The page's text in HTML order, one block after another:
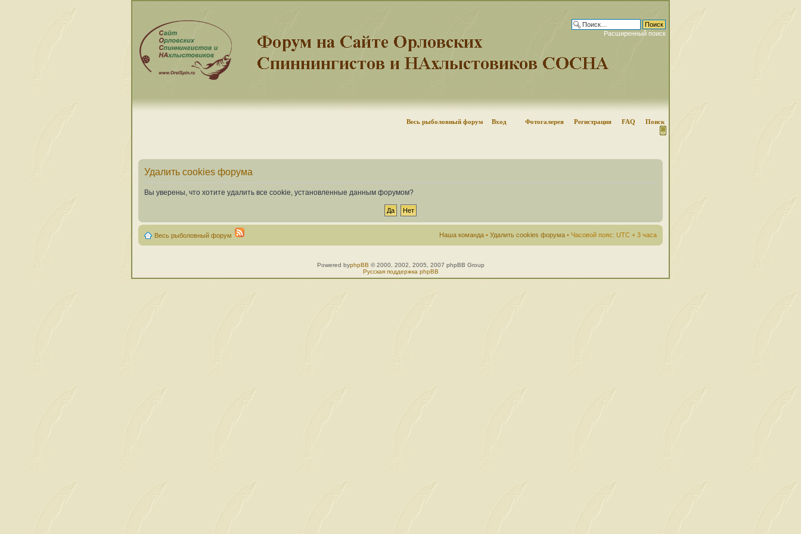
Расширенный поиск
Весь рыболовный форум Вход Фотогалерея Регистрация FAQ Поиск
Удалить cookies форума
Вы уверены, что хотите удалить все cookie, установленные данным форумом?
Весь рыболовный форум Наша команда • Удалить cookies форума • Часовой пояс: UTC + 3 часа
Powered byphpBB © 2000, 2002, 2005, 2007 phpBB Group
Русская поддержка phpBB